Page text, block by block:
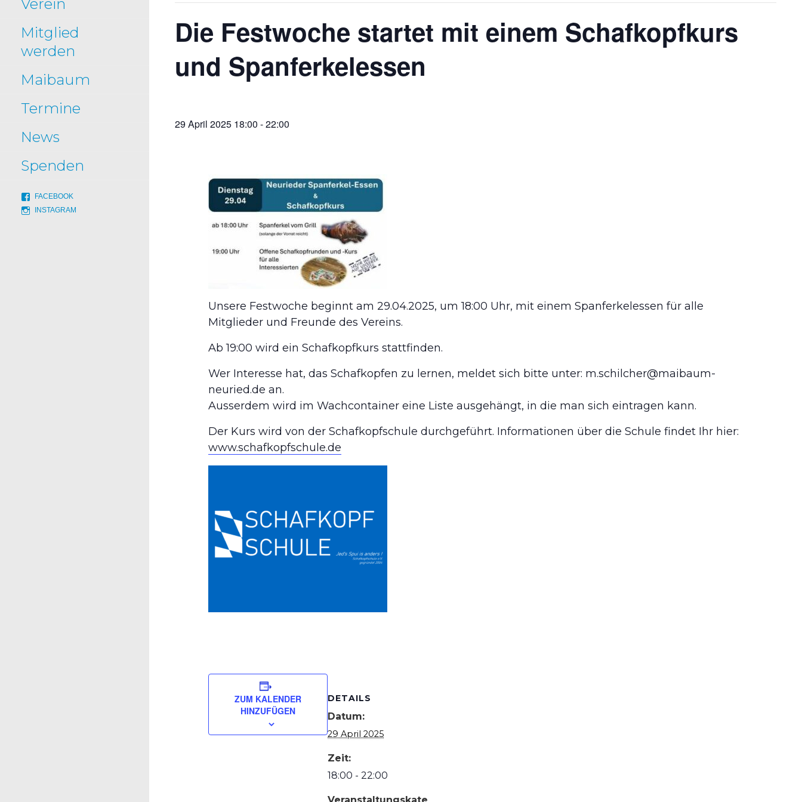
Verein
Mitglied
werden
Maibaum
Termine
News
Spenden
FACEBOOK
INSTAGRAM
Die Festwoche startet mit einem Schafkopfkurs
und Spanferkelessen
29 April 2025 18:00 -22:00
Unsere Festwoche beginnt am 29.04.2025, um 18:00 Uhr, mit einem Spanferkelessen für alle
Mitglieder und Freunde des Vereins.
Ab 19:00 wird ein Schafkopfkurs stattfinden.
Wer Interesse hat, das Schafkopfen zu lernen, meldet sich bitte unter: m.schilcher@maibaum-
neuried.de an.
Ausserdem wird im Wachcontainer eine Liste ausgehängt, in die man sich eintragen kann.
Der Kurs wird von der Schafkopfschule durchgeführt. Informationen über die Schule findet Ihr hier:
www.schafkopfschule.de
ZUM KALENDER
HINZUFÜGEN
DETAILS
Datum:
29 April 2025
Zeit:
18:00 - 22:00